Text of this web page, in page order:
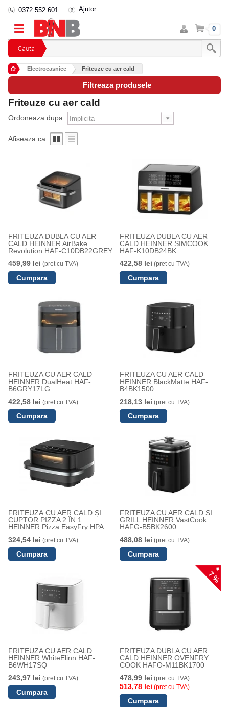
Cauta
0372 552 601 Ajutor
Intra
in
cont
Cos 0
Electrocasnice Friteuze cu aer cald
Filtreaza produsele
Friteuze cu aer cald
Ordoneaza dupa:
Afiseaza ca:
FRITEUZA DUBLA CU AER
CALD HEINNER AirBake
Revolution HAF-C10DB22GREY
459,99 lei (pret cu TVA)
FRITEUZA DUBLA CU AER
CALD HEINNER SIMCOOK
HAF-K10DB24BK
422,58 lei (pret cu TVA)
FRITEUZA CU AER CALD
HEINNER DualHeat HAF-
B6GRY17LG
422,58 lei (pret cu TVA)
FRITEUZA CU AER CALD
HEINNER BlackMatte HAF-
B4BK1500
218,13 lei (pret cu TVA)
FRITEUZĂ CU AER CALD ȘI
CUPTOR PIZZA 2 ÎN 1
HEINNER Pizza EasyFry HPAF-
324,54 lei (pret cu TVA)
FRITEUZA CU AER CALD SI
GRILL HEINNER VastCook
HAFG-B5BK2600
488,08 lei (pret cu TVA)
FRITEUZA CU AER CALD
HEINNER WhiteElinn HAF-
B6WH17SQ
243,97 lei (pret cu TVA)
7 %
FRITEUZA DUBLA CU AER
CALD HEINNER OVENFRY
COOK HAFO-M11BK1700
478,99 lei (pret cu TVA)
513,78 lei(pret cu TVA)